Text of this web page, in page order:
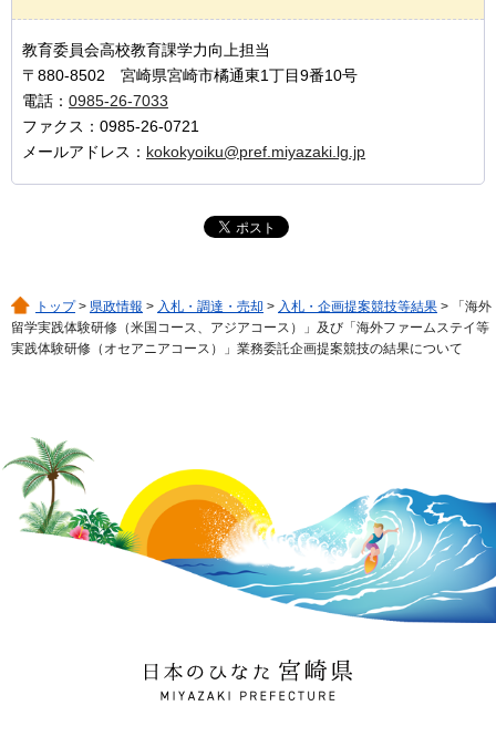
教育委員会高校教育課学力向上担当
〒880-8502 宮崎県宮崎市橘通東1丁目9番10号
電話： 0985-26-7033
ファクス：0985-26-0721
メールアドレス： kokokyoiku@pref.miyazaki.lg.jp
トップ> 県政情報 > 入札・調達・売却 > 入札・企画提案競技等結果 > 「海外
留学実践体験研修（米国コース、アジアコース）」及び「海外ファームステイ等
実践体験研修（オセアニアコース）」業務委託企画提案競技の結果について
日本のひなた 宮崎県
MIYAZAKI PREFECTURE